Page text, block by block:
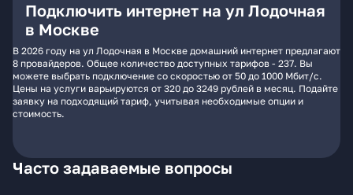
Подключить интернет на ул Лодочная
в Москве
В 2026 году на ул Лодочная в Москве домашний интернет предлагают
8 провайдеров. Общее количество доступных тарифов - 237. Вы
можете выбрать подключение со скоростью от 50 до 1000 Мбит/с.
Цены на услуги варьируются от 320 до 3249 рублей в месяц. Подайте
заявку на подходящий тариф, учитывая необходимые опции и
стоимость.
Часто задаваемые вопросы